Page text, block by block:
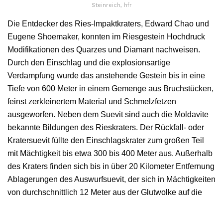
Steinreich, hfr
Die Entdecker des Ries-Impaktkraters, Edward Chao und
Eugene Shoemaker, konnten im Riesgestein Hochdruck
Modifikationen des Quarzes und Diamant nachweisen.
Durch den Einschlag und die explosionsartige
Verdampfung wurde das anstehende Gestein bis in eine
Tiefe von 600 Meter in einem Gemenge aus Bruchstücken,
feinst zerkleinertem Material und Schmelzfetzen
ausgeworfen. Neben dem Suevit sind auch die Moldavite
bekannte Bildungen des Rieskraters. Der Rückfall- oder
Kratersuevit füllte den Einschlagskrater zum großen Teil
mit Mächtigkeit bis etwa 300 bis 400 Meter aus. Außerhalb
des Kraters finden sich bis in über 20 Kilometer Entfernung
Ablagerungen des Auswurfsuevit, der sich in Mächtigkeiten
von durchschnittlich 12 Meter aus der Glutwolke auf die